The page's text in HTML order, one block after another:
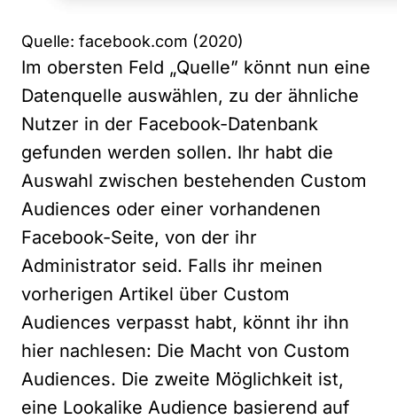
Quelle: facebook.com (2020)
Im obersten Feld „Quelle” könnt nun eine
Datenquelle auswählen, zu der ähnliche
Nutzer in der Facebook-Datenbank
gefunden werden sollen. Ihr habt die
Auswahl zwischen bestehenden Custom
Audiences oder einer vorhandenen
Facebook-Seite, von der ihr
Administrator seid. Falls ihr meinen
vorherigen Artikel über Custom
Audiences verpasst habt, könnt ihr ihn
hier nachlesen: Die Macht von Custom
Audiences. Die zweite Möglichkeit ist,
eine Lookalike Audience basierend auf